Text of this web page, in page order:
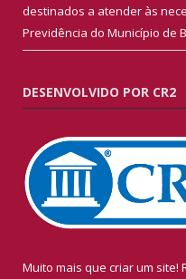
destinados a atender às
Previdência do Município de
DESENVOLVIDO POR CR2
Muito mais que criar um site!